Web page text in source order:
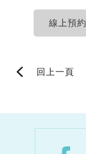
線上預約
回上一頁